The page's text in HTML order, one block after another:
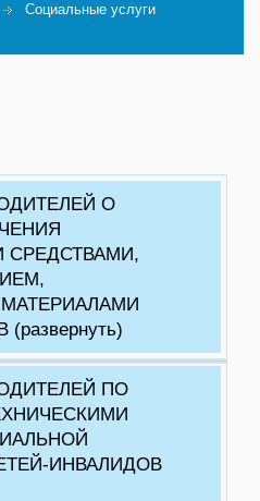
Социальные услуги
О
СРЕДСТВАМИ,
ПО
ИНВАЛИДОВ